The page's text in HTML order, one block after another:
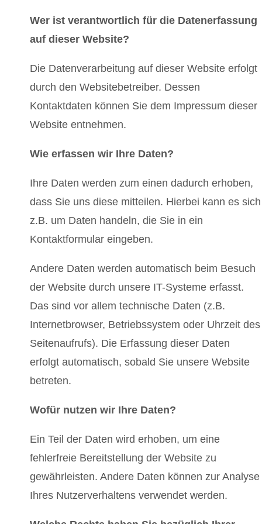
Wer ist verantwortlich für die Datenerfassung
auf dieser Website?
Die Datenverarbeitung auf dieser Website erfolgt
durch den Websitebetreiber. Dessen
Kontaktdaten können Sie dem Impressum dieser
Website entnehmen.
Wie erfassen wir Ihre Daten?
Ihre Daten werden zum einen dadurch erhoben,
dass Sie uns diese mitteilen. Hierbei kann es sich
z.B. um Daten handeln, die Sie in ein
Kontaktformular eingeben.
Andere Daten werden automatisch beim Besuch
der Website durch unsere IT-Systeme erfasst.
Das sind vor allem technische Daten (z.B.
Internetbrowser, Betriebssystem oder Uhrzeit des
Seitenaufrufs). Die Erfassung dieser Daten
erfolgt automatisch, sobald Sie unsere Website
betreten.
Wofür nutzen wir Ihre Daten?
Ein Teil der Daten wird erhoben, um eine
fehlerfreie Bereitstellung der Website zu
gewährleisten. Andere Daten können zur Analyse
Ihres Nutzerverhaltens verwendet werden.